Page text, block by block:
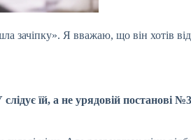
Я вважаю, що він хотів
їй, а не урядовій постанові